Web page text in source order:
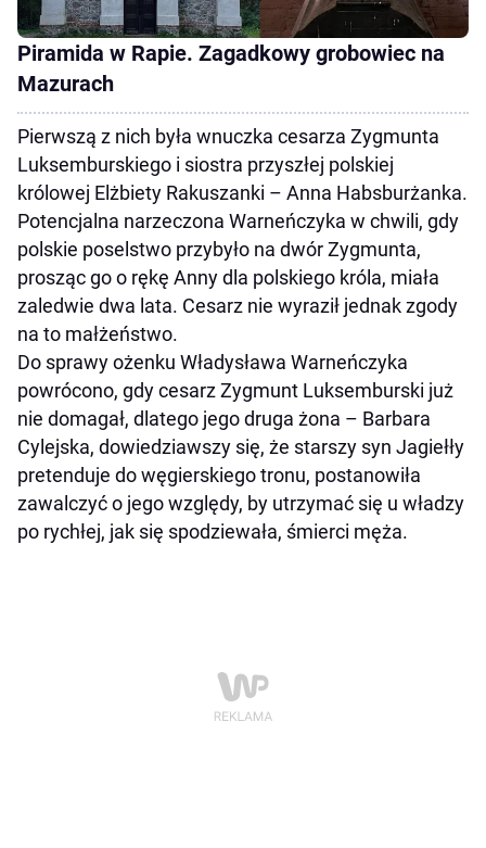
Piramida w Rapie. Zagadkowy grobowiec na
Mazurach
Pierwszą z nich była wnuczka cesarza Zygmunta
Luksemburskiego i siostra przyszłej polskiej
królowej Elżbiety Rakuszanki – Anna Habsburżanka.
Potencjalna narzeczona Warneńczyka w chwili, gdy
polskie poselstwo przybyło na dwór Zygmunta,
prosząc go o rękę Anny dla polskiego króla, miała
zaledwie dwa lata. Cesarz nie wyraził jednak zgody
na to małżeństwo.
Do sprawy ożenku Władysława Warneńczyka
powrócono, gdy cesarz Zygmunt Luksemburski już
nie domagał, dlatego jego druga żona – Barbara
Cylejska, dowiedziawszy się, że starszy syn Jagiełły
pretenduje do węgierskiego tronu, postanowiła
zawalczyć o jego względy, by utrzymać się u władzy
po rychłej, jak się spodziewała, śmierci męża.